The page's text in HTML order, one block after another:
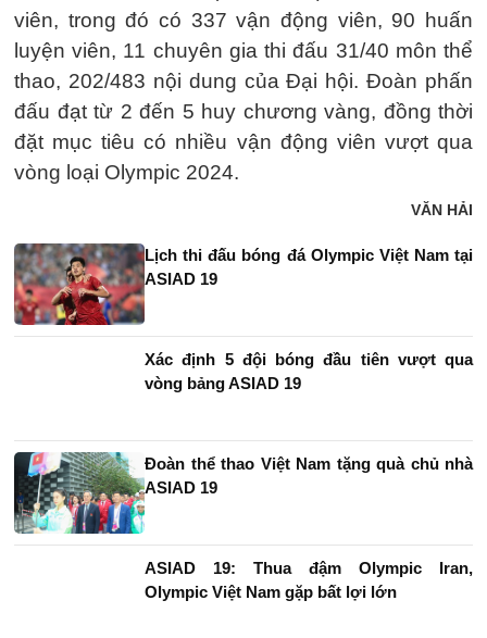
viên, trong đó có 337 vận động viên, 90 huấn
luyện viên, 11 chuyên gia thi đấu 31/40 môn thể
thao, 202/483 nội dung của Đại hội. Đoàn phấn
đấu đạt từ 2 đến 5 huy chương vàng, đồng thời
đặt mục tiêu có nhiều vận động viên vượt qua
vòng loại Olympic 2024.
VĂN HẢI
Lịch thi đấu bóng đá Olympic Việt Nam tại
ASIAD 19
Xác định 5 đội bóng đầu tiên vượt qua
vòng bảng ASIAD 19
Đoàn thể thao Việt Nam tặng quà chủ nhà
ASIAD 19
ASIAD 19: Thua đậm Olympic Iran,
Olympic Việt Nam gặp bất lợi lớn